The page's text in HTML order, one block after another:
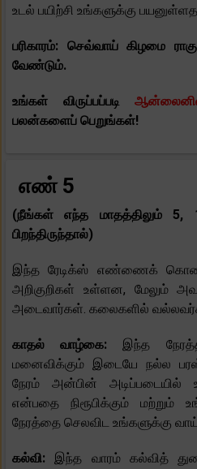
உடல் பயிற்சி உங்களுக்கு
பரிகாரம்: செவ்வாய் கிழமை
வேண்டும்.
உங்கள் விருப்பப்படி
பலன்களைப் பெறுங்கள்!
எண் 5
(நீங்கள் எந்த மாதத்திலும் 5,
பிறந்திருந்தால்)
இந்த ரேடிக்ஸ் எண்ணைக்
அறிகுறிகள் உள்ளன, மேலும்
அடைவார்கள். கலைகளில்
காதல் வாழ்கை:இந்த
மனைவிக்கும் இடையே நல்ல
நேரம் அன்பின் அடிப்படையில்
என்பதை நிரூபிக்கும்
நேரத்தை செலவிட உங்களுக்கு
கல்வி:இந்த வாரம் கல்வித்